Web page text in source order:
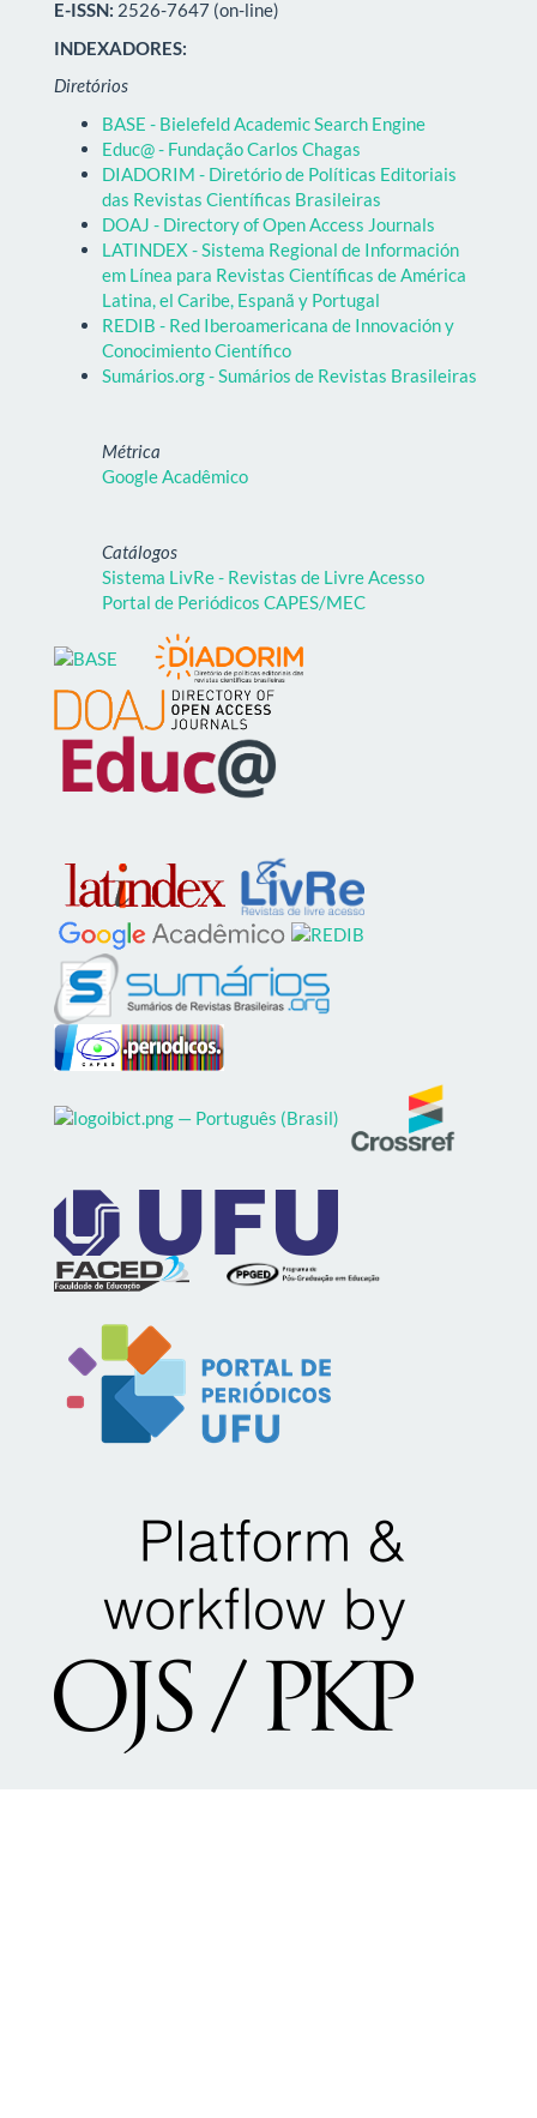
E-ISSN: 2526-7647 (on-line)
INDEXADORES:
Diretórios
BASE - Bielefeld Academic Search Engine
Educ@ - Fundação Carlos Chagas
DIADORIM - Diretório de Políticas Editoriais
das Revistas Científicas Brasileiras
DOAJ - Directory of Open Access Journals
LATINDEX - Sistema Regional de Información
em Línea para Revistas Científicas de América
Latina, el Caribe, Espanã y Portugal
REDIB - Red Iberoamericana de Innovación y
Conocimiento Científico
Sumários.org - Sumários de Revistas Brasileiras
Métrica
Google Acadêmico
Catálogos
Sistema LivRe - Revistas de Livre Acesso
Portal de Periódicos CAPES/MEC